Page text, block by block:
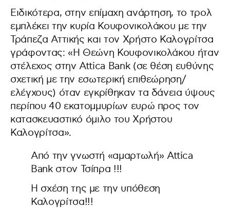
Ειδικότερα, στην επίμαχη ανάρτηση, το τρολ
εμπλέκει την κυρία Κουφονικολάκου με την
Τράπεζα Αττικής και τον Χρήστο Καλογρίτσα
γράφοντας: «Η Θεώνη Κουφονικολάκου ήταν
στέλεχος στην Attica Bank (σε θέση ευθύνης
σχετική με την εσωτερική επιθεώρηση/
ελέγχους) όταν εγκρίθηκαν τα δάνεια ύψους
περίπου 40 εκατομμυρίων ευρώ προς τον
κατασκευαστικό όμιλο του Χρήστου
Καλογρίτσα».
Από την γνωστή «αμαρτωλή» Attica
Bank στον Τσίπρα !!!
Η σχέση της με την υπόθεση
Καλογρίτσα!!!